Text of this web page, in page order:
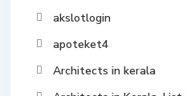
akslotlogin
apoteket4
Architects in kerala